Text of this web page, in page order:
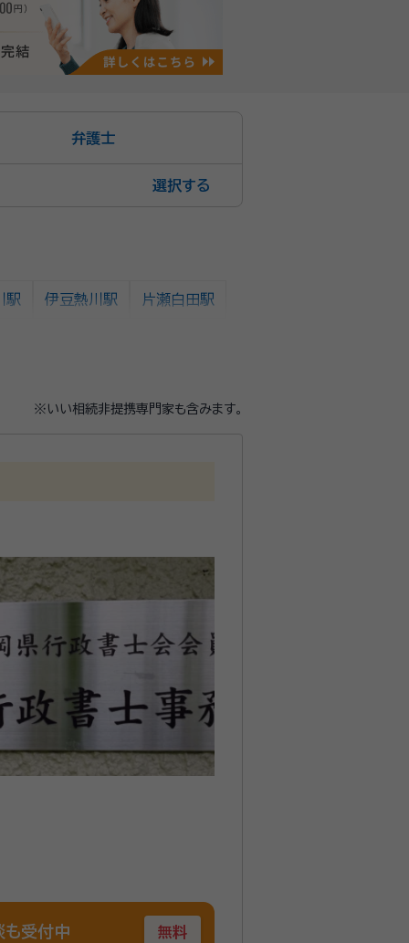
弁護士
選択
駅 伊豆熱川駅 片瀬白田駅
※いい相続非提携専門家も含みます。
受付中 無料